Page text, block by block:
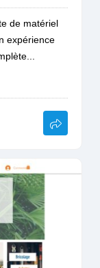
de matériel
expérience